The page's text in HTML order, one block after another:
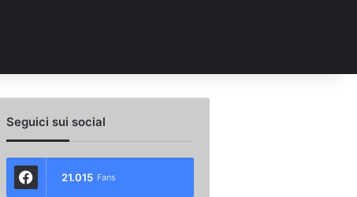
Seguici sui social
21.015 Fans